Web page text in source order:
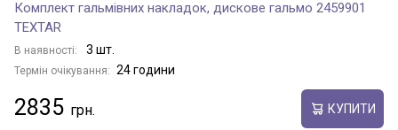
Комплект гальмівних накладок, дискове гальмо 2459901
TEXTAR
В наявності: 3 шт.
Термін очікування: 24 години
2835 КУПИТИ